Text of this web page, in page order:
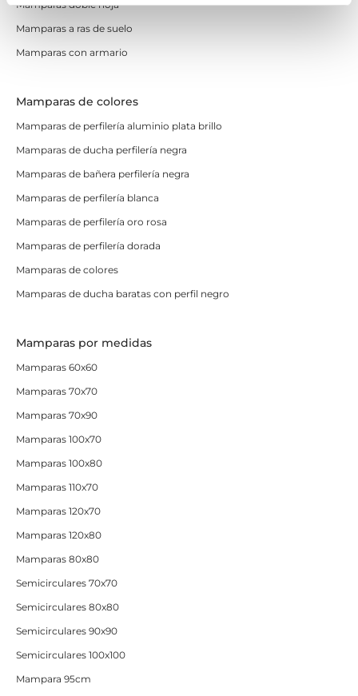
Mamparas doble hoja
Mamparas a ras de suelo
Mamparas con armario
Mamparas de colores
Mamparas de perfilería aluminio plata brillo
Mamparas de ducha perfilería negra
Mamparas de bañera perfilería negra
Mamparas de perfilería blanca
Mamparas de perfilería oro rosa
Mamparas de perfilería dorada
Mamparas de colores
Mamparas de ducha baratas con perfil negro
Mamparas por medidas
Mamparas 60x60
Mamparas 70x70
Mamparas 70x90
Mamparas 100x70
Mamparas 100x80
Mamparas 110x70
Mamparas 120x70
Mamparas 120x80
Mamparas 80x80
Semicirculares 70x70
Semicirculares 80x80
Semicirculares 90x90
Semicirculares 100x100
Mampara 95cm